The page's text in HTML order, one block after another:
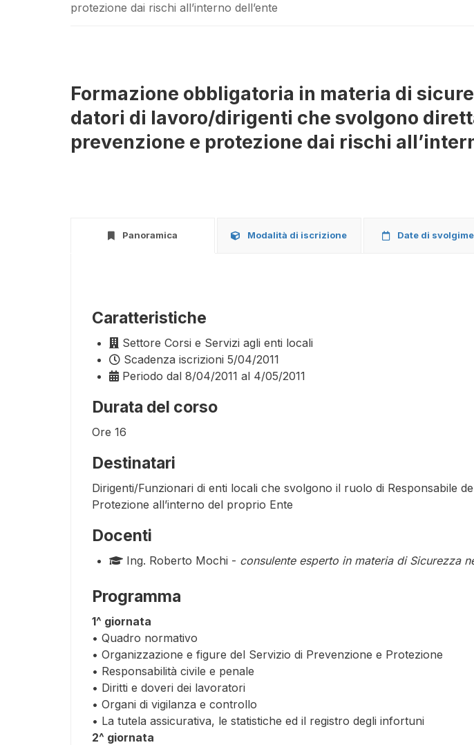
protezione dai rischi all’interno dell’ente
Formazione obbligatoria in materia di
datori di lavoro/dirigenti che svolgono
prevenzione e protezione dai rischi
Panoramica Modalità di iscrizione Date di
Caratteristiche
Settore Corsi e Servizi agli enti locali
Scadenza iscrizioni 5/04/2011
Periodo dal 8/04/2011 al 4/05/2011
Durata del corso
Ore 16
Destinatari
Dirigenti/Funzionari di enti locali che svolgono il ruolo di Responsabile
Protezione all’interno del proprio Ente
Docenti
Ing. Roberto Mochi - consulente esperto in materia di Sicurezza
Programma
1^ giornata
• Quadro normativo
• Organizzazione e figure del Servizio di Prevenzione e Protezione
• Responsabilità civile e penale
• Diritti e doveri dei lavoratori
• Organi di vigilanza e controllo
• La tutela assicurativa, le statistiche ed il registro degli infortuni
2^ giornata